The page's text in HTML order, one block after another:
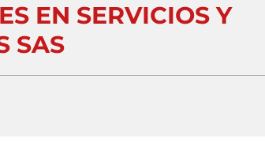
EN SERVICIOS Y
SAS